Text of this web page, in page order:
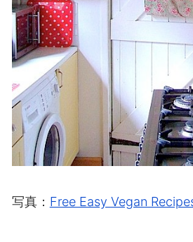
写真： Free Easy Vegan